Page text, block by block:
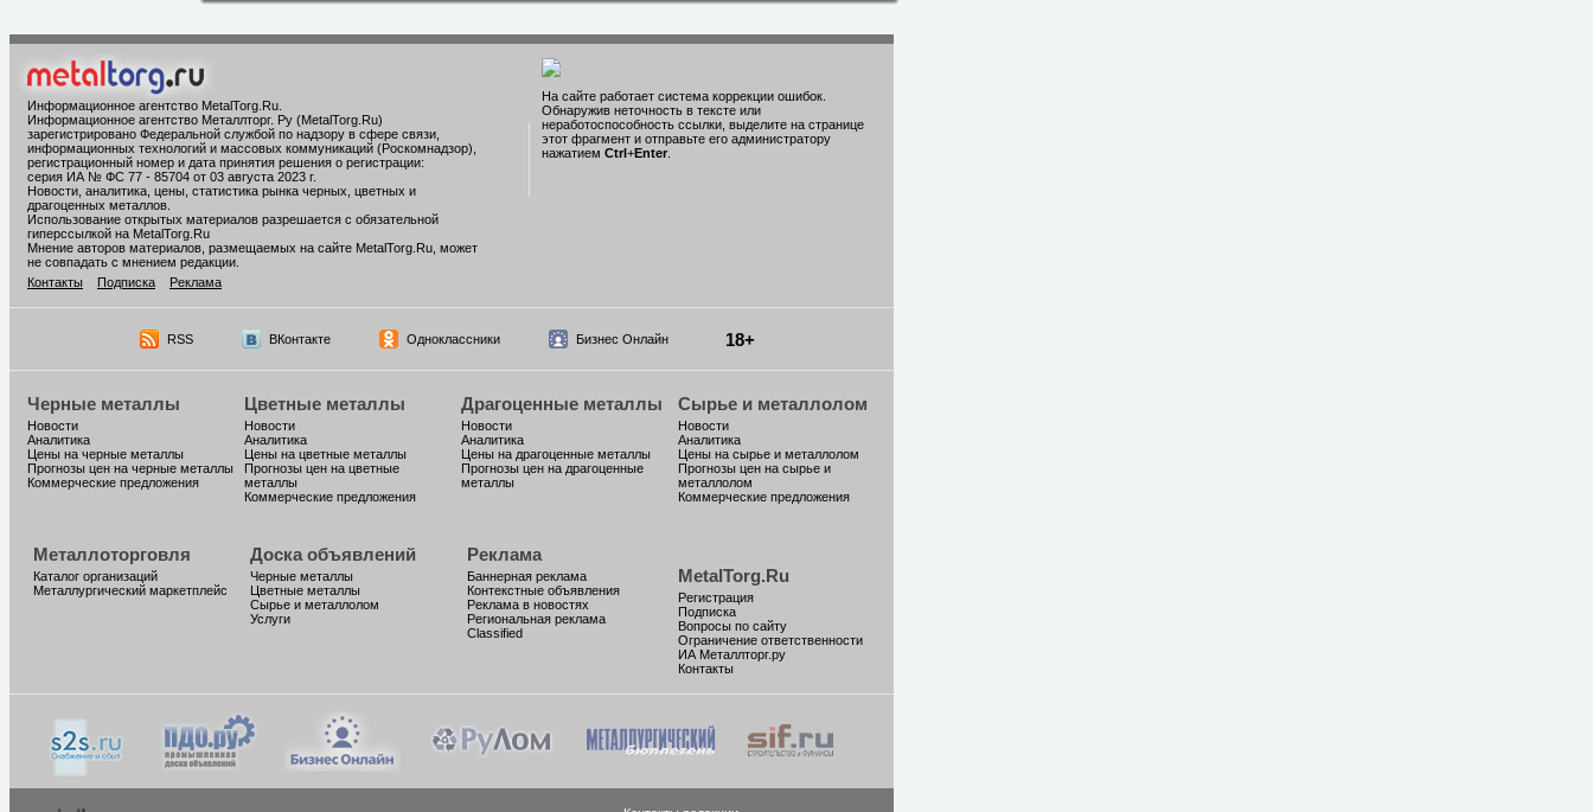
Информационное агентство MetalTorg.Ru
Информационное агентство Металлторг. Ру (MetalTorg.Ru)
зарегистрировано Федеральной службой по надзору в сфере связи,
информационных технологий и массовых коммуникаций (Роскомнадзор),
регистрационный номер и дата принятия решения о регистрации:
серия ИА № ФС 77 - 85704 от 03 августа 2023 г.
Новости, аналитика, цены, статистика рынка черных, цветных и
драгоценных металлов.
Использование открытых материалов разрешается с обязательной
гиперссылкой на MetalTorg.Ru
Мнение авторов материалов, размещаемых на сайте MetalTorg.Ru, может
не совпадать с мнением редакции.
Контакты
Подписка Реклама
На сайте работает система коррекции ошибок.
Обнаружив неточность в тексте или
неработоспособность ссылки, выделите на странице
этот фрагмент и отправьте его администратору
нажатием Ctrl+Enter
RSS ВКонтакте Одноклассники Бизнес Онлайн 18+
Черные металлы
Новости
Аналитика
Цены на черные металлы
Прогнозы цен на черные металлы
Коммерческие предложения
Цветные металлы
Новости
Аналитика
Цены на цветные металлы
Прогнозы цен на цветные
металлы
Коммерческие предложения
Драгоценные металлы
Новости
Аналитика
Цены на драгоценные металлы
Прогнозы цен на драгоценные
металлы
Сырье и металлолом
Новости
Аналитика
Цены на сырье и металлолом
Прогнозы цен на сырье и
металлолом
Коммерческие предложения
Металлоторговля
Каталог организаций
Металлургический маркетплейс
Доска объявлений
Черные металлы
Цветные металлы
Сырье и металлолом
Услуги
Реклама
Баннерная реклама
Контекстные объявления
Реклама в новостях
Региональная реклама
Classified
MetalTorg.Ru
Регистрация
Подписка
Вопросы по сайту
Ограничение ответственности
ИА Металлторг.ру
Контакты